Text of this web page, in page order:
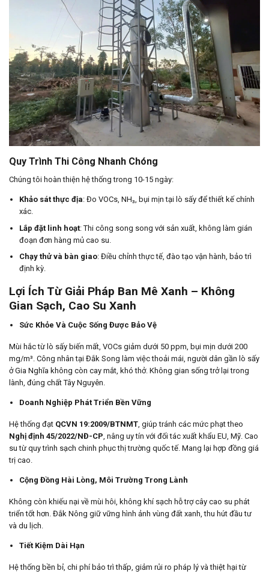
Quy Trình Thi Công Nhanh Chóng
Chúng tôi hoàn thiện hệ thống trong 10-15 ngày:
Khảo sát thực địa: Đo VOCs, NH₃, bụi mịn tại lò sấy để thiết kế chính
xác.
Lắp đặt linh hoạt: Thi công song song với sản xuất, không làm gián
đoạn đơn hàng mủ cao su.
Chạy thử và bàn giao: Điều chỉnh thực tế, đào tạo vận hành, bảo trì
định kỳ.
Lợi Ích Từ Giải Pháp Ban Mê Xanh – Không
Gian Sạch, Cao Su Xanh
Sức Khỏe Và Cuộc Sống Được Bảo Vệ
Mùi hắc từ lò sấy biến mất, VOCs giảm dưới 50 ppm, bụi mịn dưới 200
mg/m³. Công nhân tại Đắk Song làm việc thoải mái, người dân gần lò sấy
ở Gia Nghĩa không còn cay mắt, khó thở. Không gian sống trở lại trong
lành, đúng chất Tây Nguyên.
Doanh Nghiệp Phát Triển Bền Vững
Hệ thống đạt QCVN 19:2009/BTNMT, giúp tránh các mức phạt theo
Nghị định 45/2022/NĐ-CP, nâng uy tín với đối tác xuất khẩu EU, Mỹ. Cao
su từ quy trình sạch chinh phục thị trường quốc tế. Mang lại hợp đồng giá
trị cao.
Cộng Đồng Hài Lòng, Môi Trường Trong Lành
Không còn khiếu nại về mùi hôi, không khí sạch hỗ trợ cây cao su phát
triển tốt hơn. Đắk Nông giữ vững hình ảnh vùng đất xanh, thu hút đầu tư
và du lịch.
Tiết Kiệm Dài Hạn
Hệ thống bền bỉ, chi phí bảo trì thấp, giảm rủi ro pháp lý và thiệt hại từ